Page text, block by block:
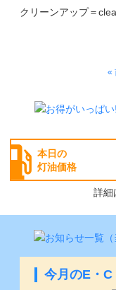
クリーンアップ＝
«
本日の
灯油価格
詳細
今月のE・C